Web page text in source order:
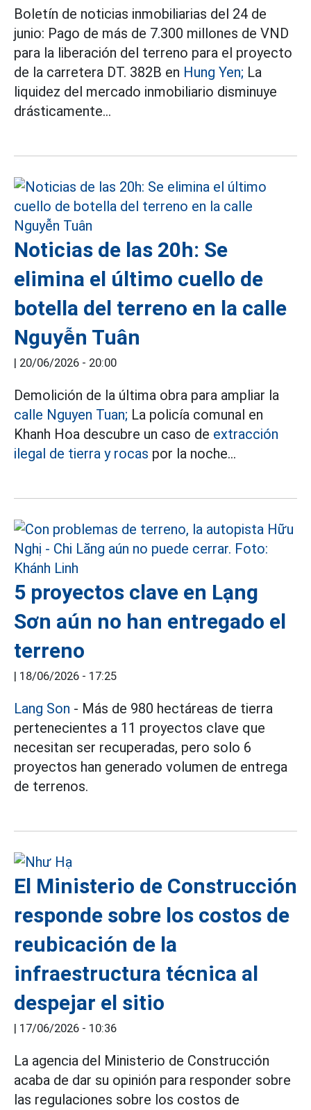
Boletín de noticias inmobiliarias del 24 de
junio: Pago de más de 7.300 millones de VND
para la liberación del terreno para el proyecto
de la carretera DT. 382B en Hung Yen; La
liquidez del mercado inmobiliario disminuye
drásticamente...
Noticias de las 20h: Se
elimina el último cuello de
botella del terreno en la calle
Nguyễn Tuân
| 20/06/2026 - 20:00
Demolición de la última obra para ampliar la
calle Nguyen Tuan; La policía comunal en
Khanh Hoa descubre un caso de extracción
ilegal de tierra y rocas por la noche...
5 proyectos clave en Lạng
Sơn aún no han entregado el
terreno
| 18/06/2026 - 17:25
Lang Son - Más de 980 hectáreas de tierra
pertenecientes a 11 proyectos clave que
necesitan ser recuperadas, pero solo 6
proyectos han generado volumen de entrega
de terrenos.
El Ministerio de Construcción
responde sobre los costos de
reubicación de la
infraestructura técnica al
despejar el sitio
| 17/06/2026 - 10:36
La agencia del Ministerio de Construcción
acaba de dar su opinión para responder sobre
las regulaciones sobre los costos de